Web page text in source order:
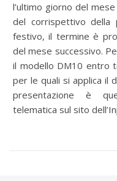
l’ultimo giorno del
del corrispettivo della
festivo, il termine è
del mese successivo.
il modello DM10 entro
per le quali si applica il
presentazione è
telematica sul sito